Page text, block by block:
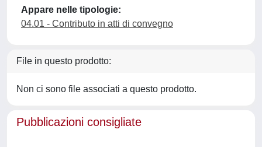
Appare nelle tipologie:
04.01 - Contributo in atti di convegno
File in questo prodotto:
Non ci sono file associati a questo prodotto.
Pubblicazioni consigliate